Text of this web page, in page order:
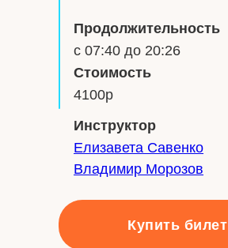
Купить билет
Стоимость
Продолжительность
4100р
с 07:40 до 20:26
Инструктор
Елизавета Савенко
Владимир Морозов